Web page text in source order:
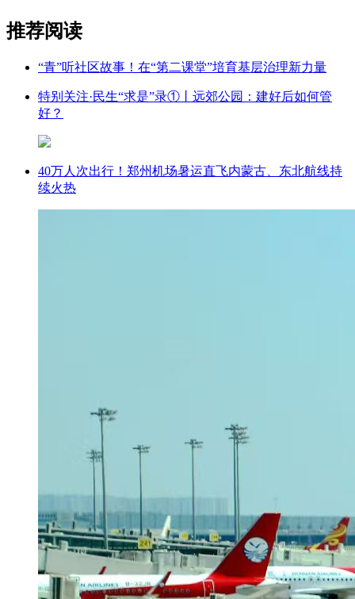
推荐阅读
“青”听社区故事！在“第二课堂”培育基层治理新力量
特别关注·民生“求是”录①丨远郊公园：建好后如何管
好？
40万人次出行！郑州机场暑运直飞内蒙古、东北航线持
续火热